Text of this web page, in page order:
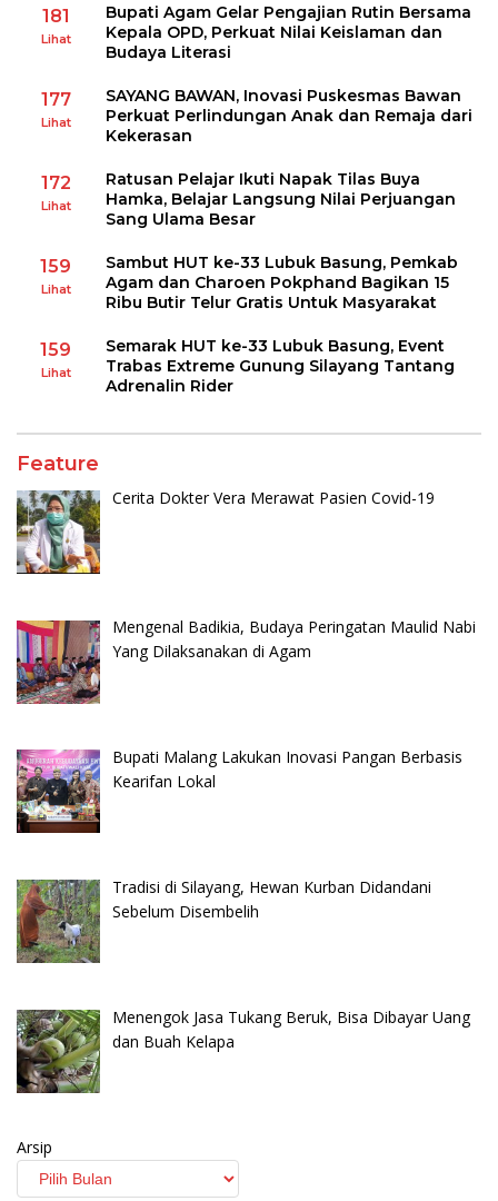
181
Lihat
Bupati Agam Gelar Pengajian Rutin Bersama
Kepala OPD, Perkuat Nilai Keislaman dan
Budaya Literasi
177
Lihat
SAYANG BAWAN, Inovasi Puskesmas Bawan
Perkuat Perlindungan Anak dan Remaja dari
Kekerasan
172
Lihat
Ratusan Pelajar Ikuti Napak Tilas Buya
Hamka, Belajar Langsung Nilai Perjuangan
Sang Ulama Besar
159
Lihat
Sambut HUT ke-33 Lubuk Basung, Pemkab
Agam dan Charoen Pokphand Bagikan 15
Ribu Butir Telur Gratis Untuk Masyarakat
159
Lihat
Semarak HUT ke-33 Lubuk Basung, Event
Trabas Extreme Gunung Silayang Tantang
Adrenalin Rider
Feature
Cerita Dokter Vera Merawat Pasien Covid-19
Mengenal Badikia, Budaya Peringatan Maulid Nabi
Yang Dilaksanakan di Agam
Bupati Malang Lakukan Inovasi Pangan Berbasis
Kearifan Lokal
Tradisi di Silayang, Hewan Kurban Didandani
Sebelum Disembelih
Menengok Jasa Tukang Beruk, Bisa Dibayar Uang
dan Buah Kelapa
Arsip